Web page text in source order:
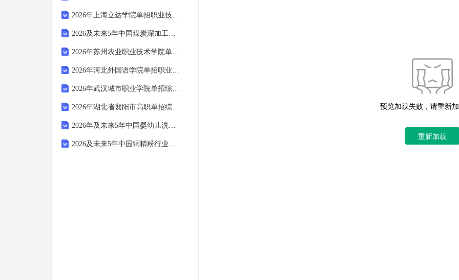
预览加载失败，请重新
重新加载
2026年上海立达学院单招职业技能考试题库及答案解析
2026及未来5年中国煤炭深加工行业市场运营态势及发展趋向研判报告
2026年苏州农业职业技术学院单招职业适应性测试题库有答案解析
2026年河北外国语学院单招职业适应性测试题库含答案解析
2026年武汉城市职业学院单招综合素质考试题库附答案解析
2026年湖北省襄阳市高职单招综合素质考试题库及答案解析
2026年及未来5年中国婴幼儿洗衣液行业市场全景监测及投资前景展望报告
2026及未来5年中国铜精粉行业市场供需态势及发展前景研判报告